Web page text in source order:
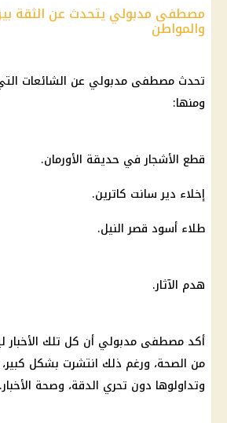
مصطفى مدبولي يتحدث عن الثقة
والمواطن
تحدث مصطفى مدبولي عن الشائعات
ومنها:
قطع الأشجار في حديقة الأورمان.
إخلاء دير سانت كاترين.
طلاء أسود قصر النيل.
هدم الآثار.
أكد مصطفى مدبولي أن كل تلك الأخبار
من الصحة، ورغم ذلك انتشرت بشكل
وتداولوها دون تحري الدقة، وصحة الأخبار.